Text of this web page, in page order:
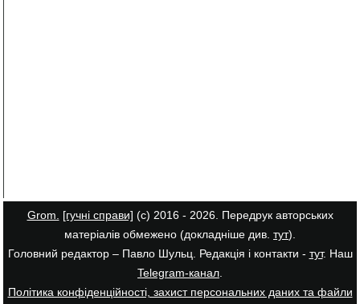
Grom. [гучні справи] (с) 2016 - 2026. Передрук авторських
матеріалів обмежено (докладніше див. тут).
Головний редактор – Павло Шульц. Редакція і контакти - тут. Наш
Telegram-канал.
Політика конфіденційності, захист персональних даних та файли